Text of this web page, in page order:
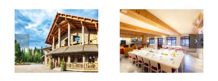
Merta kokoustila Merta Sviitti Hummeri